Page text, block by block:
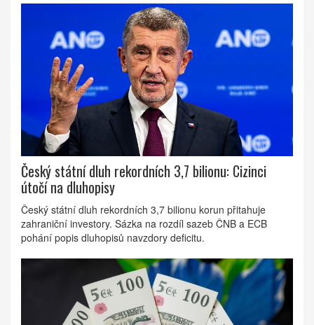
Český státní dluh rekordních 3,7 bilionu: Cizinci
útočí na dluhopisy
Český státní dluh rekordních 3,7 bilionu korun přitahuje
zahraniční investory. Sázka na rozdíl sazeb ČNB a ECB
pohání popis dluhopisů navzdory deficitu.